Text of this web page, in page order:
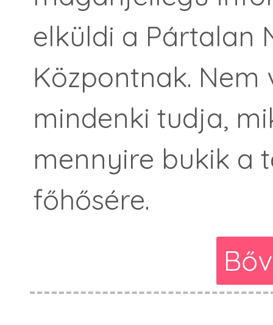
elküldi a Pártalan
Központnak.
mindenki tudja,
mennyire bukik a
főhősére.